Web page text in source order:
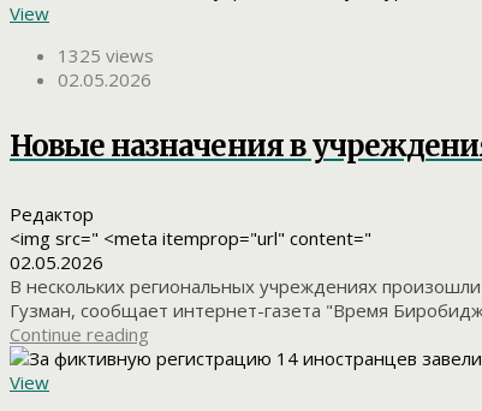
View
1325 views
02.05.2026
Новые назначения в
Редактор
<img src=" <meta itemprop="url" content="
02.05.2026
В нескольких региональных учреждениях
Гузман, сообщает интернет-газета "Время
Continue reading
View